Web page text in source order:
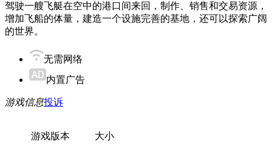
驾驶一艘飞艇在空中的港口间来回，制作、销售和交易资源，
增加飞船的体量，建造一个设施完善的基地，还可以探索广阔
的世界。
无需网络
内置广告
游戏信息投诉
游戏版本 大小